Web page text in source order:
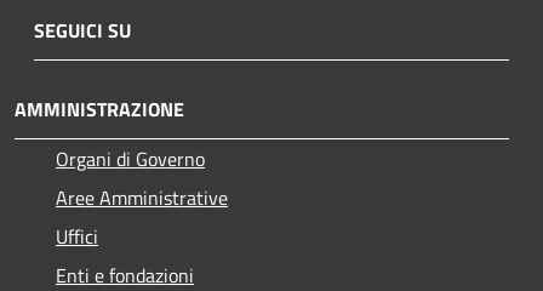
SEGUICI SU
AMMINISTRAZIONE
Organi di Governo
Aree Amministrative
Uffici
Enti e fondazioni